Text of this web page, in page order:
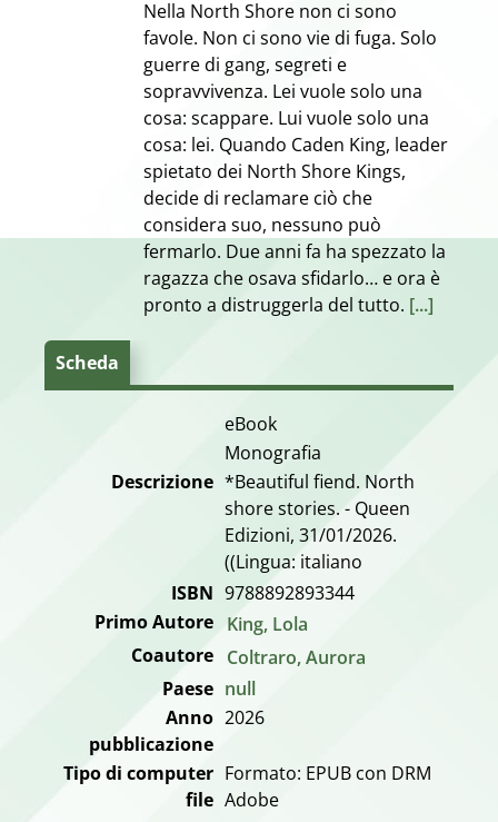
Nella North Shore non ci sono
favole. Non ci sono vie di fuga. Solo
guerre di gang, segreti e
sopravvivenza. Lei vuole solo una
cosa: scappare. Lui vuole solo una
cosa: lei. Quando Caden King, leader
spietato dei North Shore Kings,
decide di reclamare ciò che
considera suo, nessuno può
fermarlo. Due anni fa ha spezzato la
ragazza che osava sfidarlo… e ora è
pronto a distruggerla del tutto. [...]
Scheda
eBook
Monografia
Descrizione *Beautiful fiend. North
shore stories. - Queen
Edizioni, 31/01/2026.
((Lingua: italiano
ISBN 9788892893344
Primo Autore King, Lola
Coautore Coltraro, Aurora
Paese null
Anno
pubblicazione
2026
Tipo di computer
file
Formato: EPUB con DRM
Adobe